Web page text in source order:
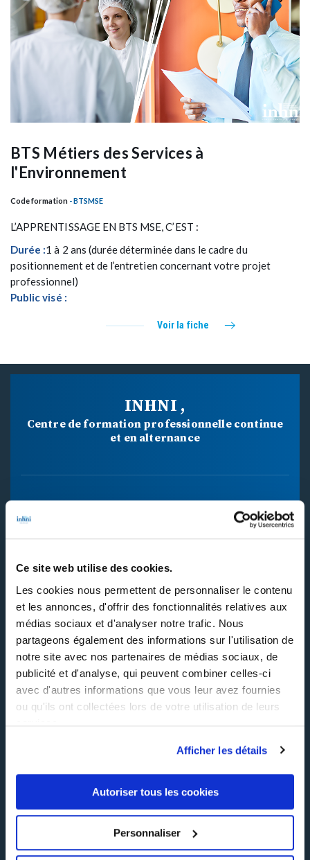
Ce site web utilise des cookies.
Les cookies nous permettent de personnaliser le contenu
et les annonces, d'offrir des fonctionnalités relatives aux
médias sociaux et d'analyser notre trafic. Nous
partageons également des informations sur l'utilisation de
notre site avec nos partenaires de médias sociaux, de
publicité et d'analyse, qui peuvent combiner celles-ci
avec d'autres informations que vous leur avez fournies
ou qu'ils ont collectées lors de votre utilisation de leurs
services.
Afficher les détails
Autoriser tous les cookies
Personnaliser
BTS Métiers des Services à
l'Environnement
Code formation- BTSMSE
L’APPRENTISSAGE EN BTS MSE, C’EST :
Durée :1 à 2 ans (durée déterminée dans le cadre du
positionnement et de l’entretien concernant votre projet
professionnel)
Public visé :
Voir la fiche
INHNI ,
Centre de formation professionnelle continue
et en alternance
01 46 77 40 40
Nos formations
Contactez-nous
INHNI recrute
FAQ
Suivez-nous !